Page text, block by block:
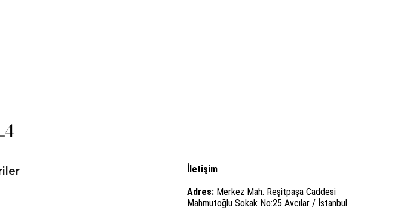
İletişim
Adres: Merkez Mah. Reşitpaşa Caddesi
Mahmutoğlu Sokak No:25 Avcılar / İstanbul